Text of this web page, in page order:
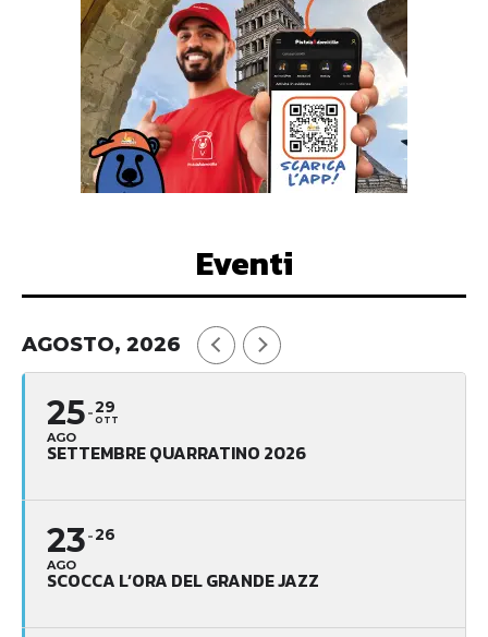
Eventi
AGOSTO, 2026
25
AGO
29
OTT
SETTEMBRE QUARRATINO 2026
23
AGO
26
SCOCCA L’ORA DEL GRANDE JAZZ